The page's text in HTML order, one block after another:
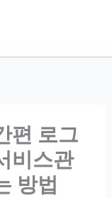
편 로그
비스관
방법